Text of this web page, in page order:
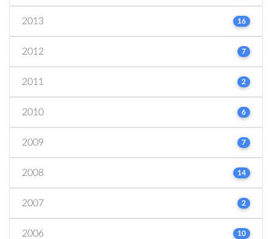
2013 16
2012 7
2011 2
2010 6
2009 7
2008 14
2007 2
2006 10